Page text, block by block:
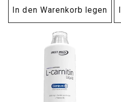
In den Warenkorb legen